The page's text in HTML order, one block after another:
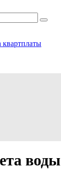
квартплаты
воды